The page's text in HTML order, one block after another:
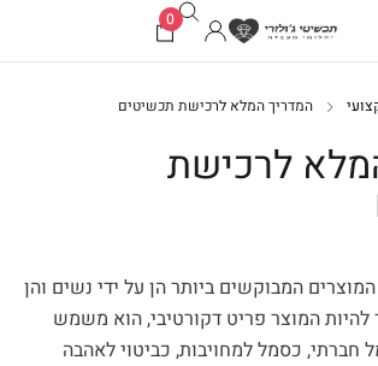
0
המדריך המלא לרכישת תכשיטים
לרכישת
המבוקשים ביותר הן על ידי נשים והן
להיות המוצר פריט דקורטיבי, הוא משמש
כסמל למחויבות, כביטוי לאהבה